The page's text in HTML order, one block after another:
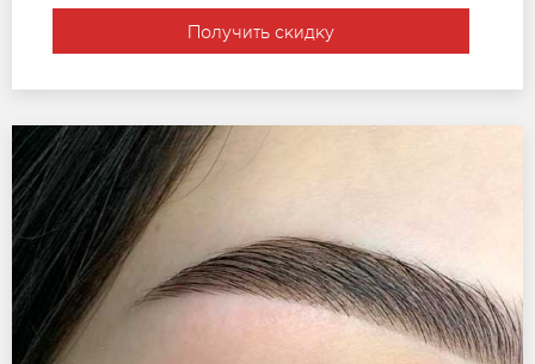
Получить скидку